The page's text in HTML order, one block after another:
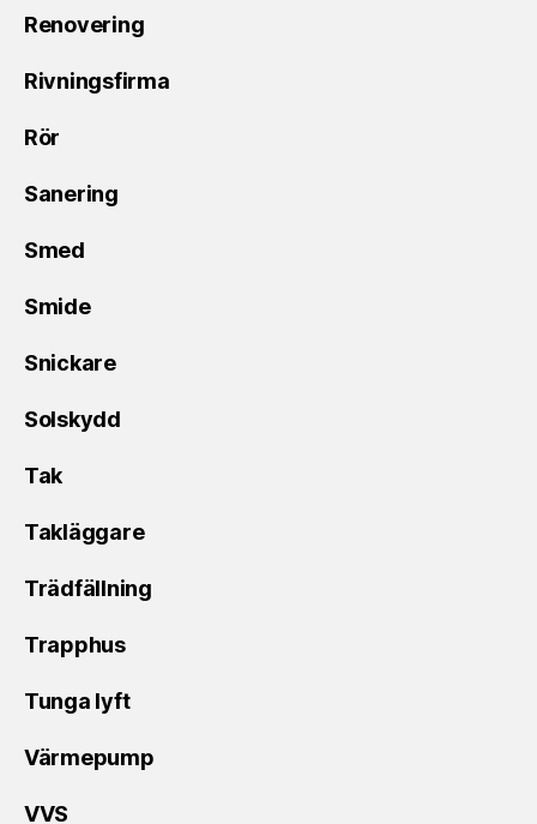
Renovering
Rivningsfirma
Rör
Sanering
Smed
Smide
Snickare
Solskydd
Tak
Takläggare
Trädfällning
Trapphus
Tunga lyft
Värmepump
VVS